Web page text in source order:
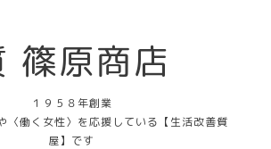
篠原商店
１９５８年創業
〈働く女性〉を応援している【生活改善質
屋】です